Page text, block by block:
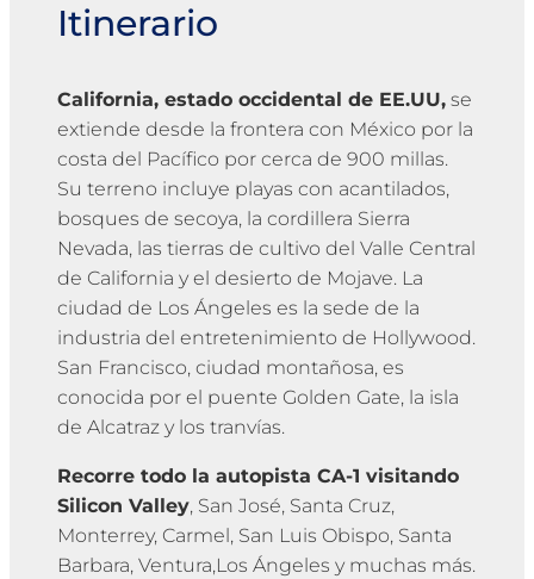
Itinerario
California, estado occidental de EE.UU, se
extiende desde la frontera con México por la
costa del Pacífico por cerca de 900 millas.
Su terreno incluye playas con acantilados,
bosques de secoya, la cordillera Sierra
Nevada, las tierras de cultivo del Valle Central
de California y el desierto de Mojave. La
ciudad de Los Ángeles es la sede de la
industria del entretenimiento de Hollywood.
San Francisco, ciudad montañosa, es
conocida por el puente Golden Gate, la isla
de Alcatraz y los tranvías.
Recorre todo la autopista CA-1 visitando
Silicon Valley, San José, Santa Cruz,
Monterrey, Carmel, San Luis Obispo, Santa
Barbara, Ventura,Los Ángeles y muchas más.